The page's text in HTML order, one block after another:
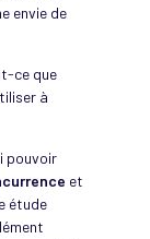
envie de
ce que
à
pouvoir
et
étude